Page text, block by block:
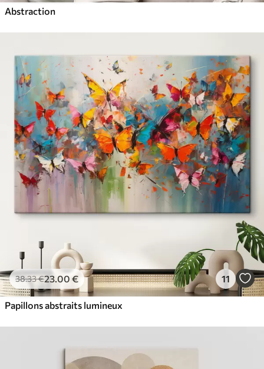
Abstraction
38.33€23.00 € 11
Papillons abstraits lumineux